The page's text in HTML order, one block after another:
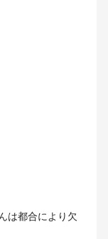
は都合により欠